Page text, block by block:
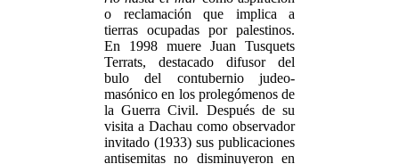
o reclamación que implica a
tierras ocupadas por palestinos.
En 1998 muere Juan Tusquets
Terrats, destacado difusor del
bulo del contubernio judeo-
masónico en los prolegómenos de
la Guerra Civil. Después de su
visita a Dachau como observador
invitado (1933) sus publicaciones
antisemitas no disminuyeron en